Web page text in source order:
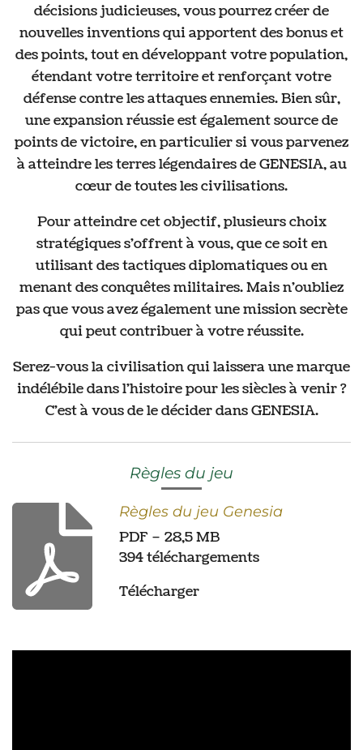
décisions judicieuses, vous pourrez créer de
nouvelles inventions qui apportent des bonus et
des points, tout en développant votre population,
étendant votre territoire et renforçant votre
défense contre les attaques ennemies. Bien sûr,
une expansion réussie est également source de
points de victoire, en particulier si vous parvenez
à atteindre les terres légendaires de GENESIA, au
cœur de toutes les civilisations.
Pour atteindre cet objectif, plusieurs choix
stratégiques s'offrent à vous, que ce soit en
utilisant des tactiques diplomatiques ou en
menant des conquêtes militaires. Mais n'oubliez
pas que vous avez également une mission secrète
qui peut contribuer à votre réussite.
Serez-vous la civilisation qui laissera une marque
indélébile dans l'histoire pour les siècles à venir ?
C'est à vous de le décider dans GENESIA.
Règles du jeu
Règles du jeu Genesia
PDF – 28,5 MB
394 téléchargements
Télécharger